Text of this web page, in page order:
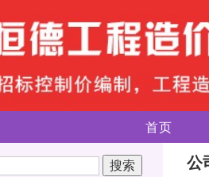
首页
公